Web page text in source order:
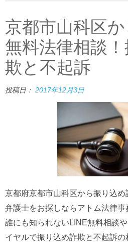
京都市山科区
無料法律相談
欺と不起訴
投稿日： 2017年12月3日
京都府京都市山科区から振り込
弁護士をお探しならアトム法律事
誰にも知られないLINE無料相談
イヤルで振り込め詐欺と不起訴の